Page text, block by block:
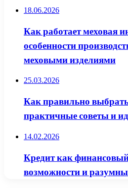
18.06.2026
Как работает меховая
особенности
меховыми изделиями
25.03.2026
Как правильно выбрать
практичные советы и
14.02.2026
Кредит как
возможности и